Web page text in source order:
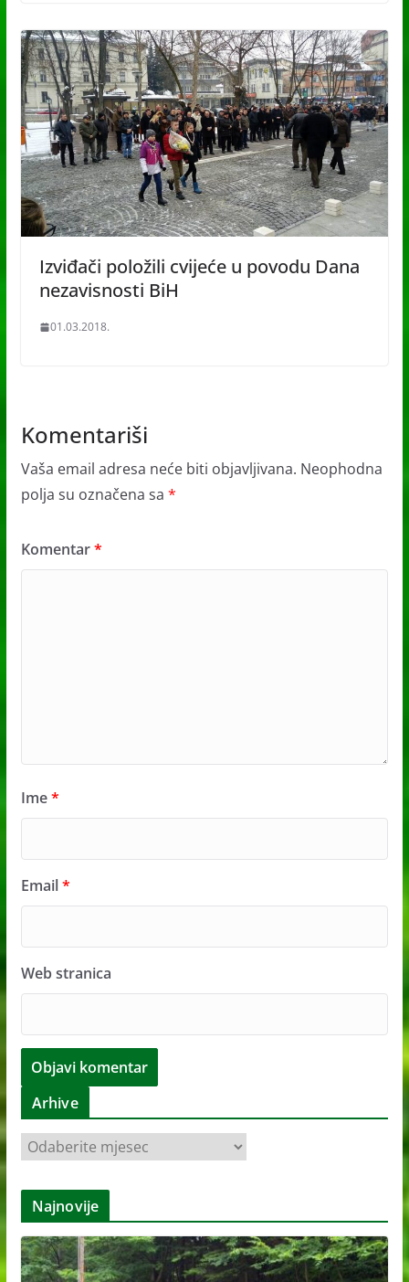
Izviđači položili cvijeće u povodu Dana
nezavisnosti BiH
01.03.2018.
Komentariši
Vaša email adresa neće biti objavljivana. Neophodna
polja su označena sa *
Komentar*
Ime*
Email*
Web stranica
Arhive
h
v
e
Najnovije